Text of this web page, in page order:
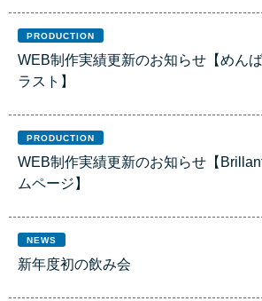
PRODUCTION
WEB制作実績更新のお知らせ【めん
ラスト】
PRODUCTION
WEB制作実績更新のお知らせ【
ムページ】
NEWS
新年度初の飲み会